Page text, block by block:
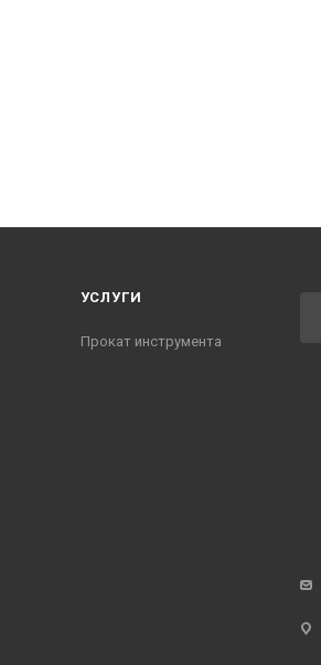
УСЛУГИ
Прокат инструмента